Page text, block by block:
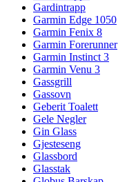
Gardintrapp
Garmin Edge 1050
Garmin Fenix 8
Garmin Forerunner
Garmin Instinct 3
Garmin Venu 3
Gassgrill
Gassovn
Geberit Toalett
Gele Negler
Gin Glass
Gjesteseng
Glassbord
Glasstak